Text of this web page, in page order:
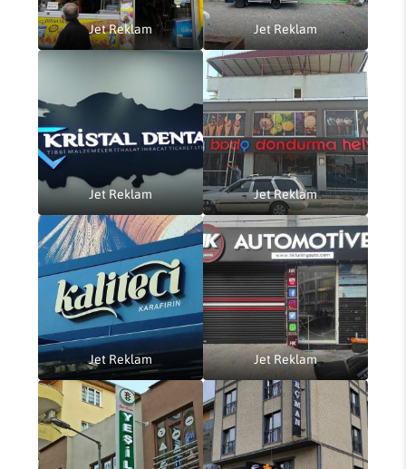
Jet Reklam Jet Reklam
Jet Reklam Jet Reklam
Jet Reklam Jet Reklam